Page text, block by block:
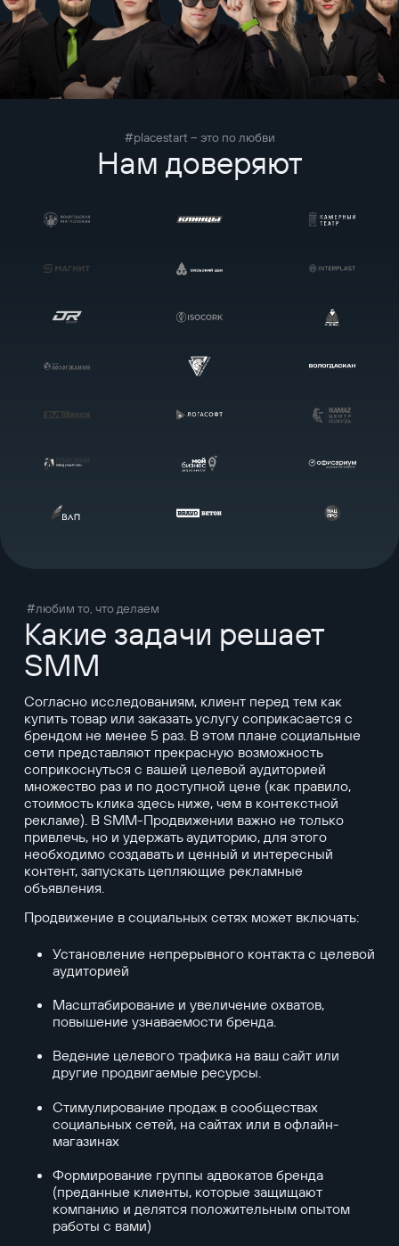
#placestart – это по любви
Нам доверяют
#любим то, что делаем
Какие задачи решает
SMM
Согласно исследованиям, клиент перед тем как
купить товар или заказать услугу соприкасается с
брендом не менее 5 раз. В этом плане социальные
сети представляют прекрасную возможность
соприкоснуться с вашей целевой аудиторией
множество раз и по доступной цене (как правило,
стоимость клика здесь ниже, чем в контекстной
рекламе). В SMM-Продвижении важно не только
привлечь, но и удержать аудиторию, для этого
необходимо создавать и ценный и интересный
контент, запускать цепляющие рекламные
объявления.
Продвижение в социальных сетях может включать:
Установление непрерывного контакта с целевой
аудиторией
Масштабирование и увеличение охватов,
повышение узнаваемости бренда.
Ведение целевого трафика на ваш сайт или
другие продвигаемые ресурсы.
Стимулирование продаж в сообществах
социальных сетей, на сайтах или в офлайн-
магазинах
Формирование группы адвокатов бренда
(преданные клиенты, которые защищают
компанию и делятся положительным опытом
работы с вами)